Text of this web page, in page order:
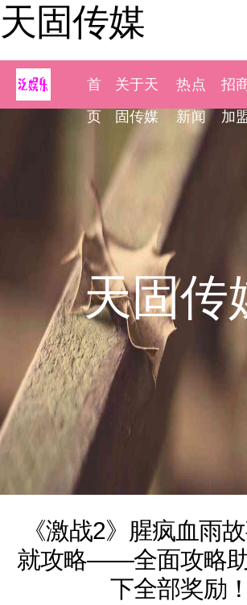
天固传媒
首
页
关于天
固传媒
热点
新闻
招
加
天固传
《激战2》腥疯血雨
就攻略——全面攻略
下全部奖励！